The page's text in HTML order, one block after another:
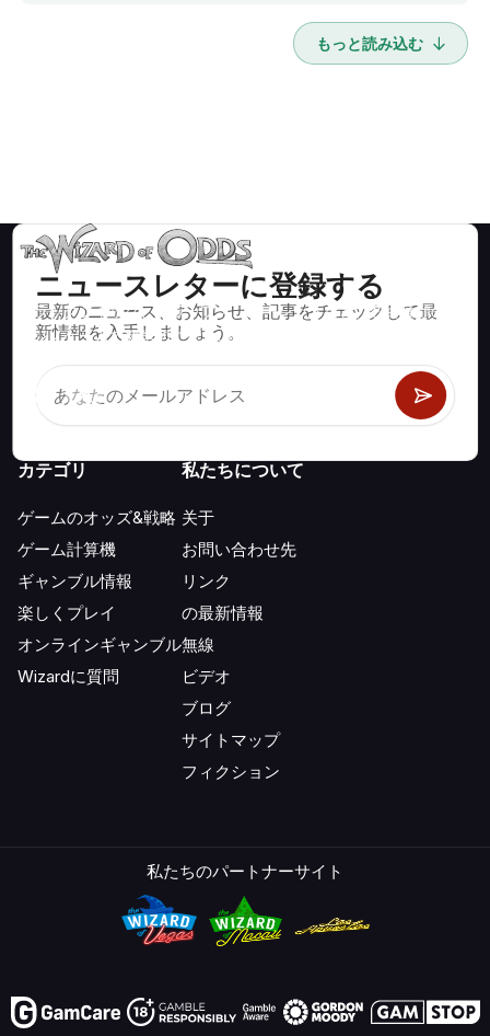
もっと読み込む
ニュースレターに登録する
最新のニュース、お知らせ、記事をチェックして最
新情報を入手しましょう。
ブラックジャック、クラップス、ルーレットなど、数百種類の
カジノゲームで数学的に正しい戦略と情報。
カテゴリ
ゲームのオッズ&戦略
ゲーム計算機
ギャンブル情報
楽しくプレイ
オンラインギャンブル
Wizardに質問
私たちについて
关于
お問い合わせ先
リンク
の最新情報
無線
ビデオ
ブログ
サイトマップ
フィクション
私たちのパートナーサイト